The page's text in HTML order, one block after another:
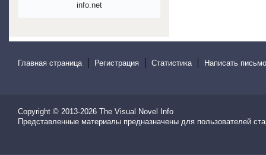
info.net
Главная страница Регистрация Статистика Написать
Copyright © 2013-2026 The Visual Novel Info
Представленные материалы предназначены для пользователей